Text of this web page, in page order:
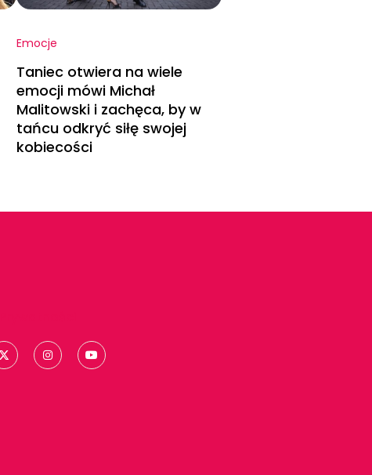
Emocje
Taniec otwiera na wiele
emocji mówi Michał
Malitowski i zachęca, by w
tańcu odkryć siłę swojej
kobiecości